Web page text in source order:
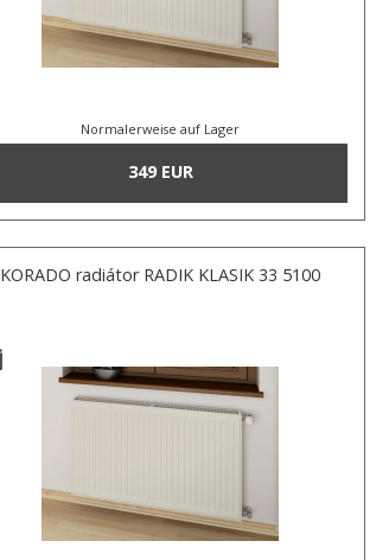
Normalerweise auf Lager
349 EUR
KORADO radiátor RADIK KLASIK 33 5100